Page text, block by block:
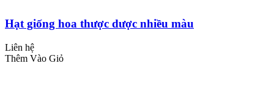
Hạt giống hoa thược dược nhiều màu
Liên hệ
Thêm Vào Giỏ